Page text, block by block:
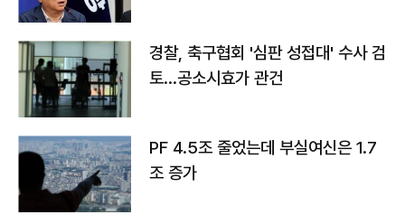
경찰, 축구협회 '심판 성접대' 수사 검
토…공소시효가 관건
PF 4.5조 줄었는데 부실여신은 1.7
조 증가